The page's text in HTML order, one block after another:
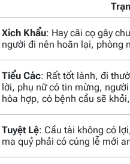
Xích Khẩu: Hay cãi cọ gây
người đi nên hoãn lại, phòng
Tiểu Các: Rất tốt lành, đi
lời, phụ nữ có tin mừng,
hòa hợp, có bệnh cầu sẽ
Tuyệt Lệ: Cầu tài không có
ma quỷ phải có cúng lễ mới